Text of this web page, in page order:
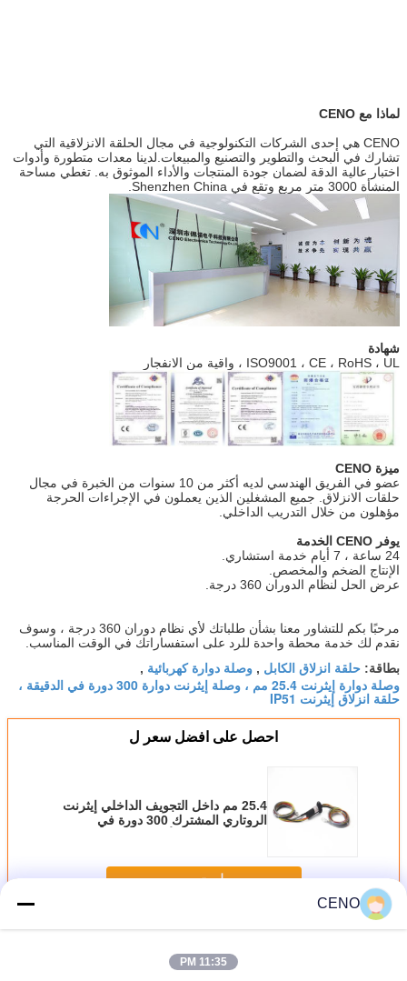
لماذا مع CENO
CENO هي إحدى الشركات التكنولوجية في مجال الحلقة الانزلاقية التي
تشارك في البحث والتطوير والتصنيع والمبيعات.لدينا معدات متطورة وأدوات
اختبار عالية الدقة لضمان جودة المنتجات والأداء الموثوق به. تغطي مساحة
المنشأة 3000 متر مربع وتقع في Shenzhen China.
شهادة
ISO9001 ، CE ، RoHS ، UL ، واقية من الانفجار
ميزة CENO
عضو في الفريق الهندسي لديه أكثر من 10 سنوات من الخبرة في مجال
حلقات الانزلاق. جميع المشغلين الذين يعملون في الإجراءات الحرجة
مؤهلون من خلال التدريب الداخلي.
يوفر CENO الخدمة
24 ساعة ، 7 أيام خدمة استشاري.
الإنتاج الضخم والمخصص.
عرض الحل لنظام الدوران 360 درجة.
مرحبًا بكم للتشاور معنا بشأن طلباتك لأي نظام دوران 360 درجة ، وسوف
نقدم لك خدمة محطة واحدة للرد على استفساراتك في الوقت المناسب.
بطاقة: حلقة انزلاق الكابل , وصلة دوارة كهربائية ,
وصلة دوارة إيثرنت 25.4 مم ، وصلة إيثرنت دوارة 300 دورة في الدقيقة ،
حلقة انزلاق إيثرنت IP51
احصل على افضل سعر ل
25.4 مم داخل التجويف الداخلي إيثرنت
الروتاري المشترك 300 دورة في
استمر
أكثرإيثرنت زلة الدائري
CENO
11:35 PM